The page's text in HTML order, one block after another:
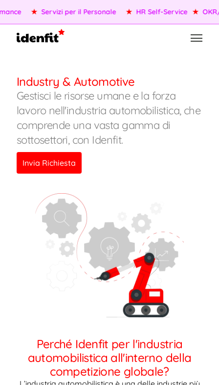
★ Servizi per il Personale ★ HR Self-Service ★ OKR/
Industry & Automotive
Gestisci le risorse umane e la forza
lavoro nell'industria automobilistica, che
comprende una vasta gamma di
sottosettori, con Idenfit.
Invia Richiesta
Perché Idenfit per l'industria
automobilistica all'interno della
competizione globale?